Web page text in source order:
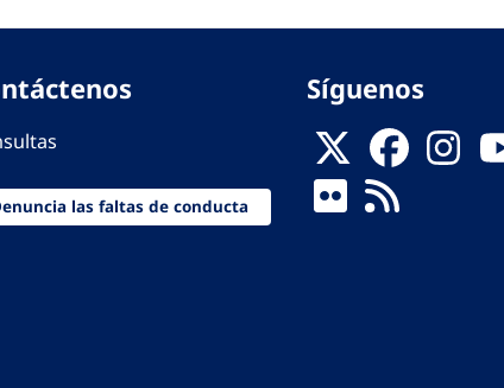
las faltas de conducta
Síguenos